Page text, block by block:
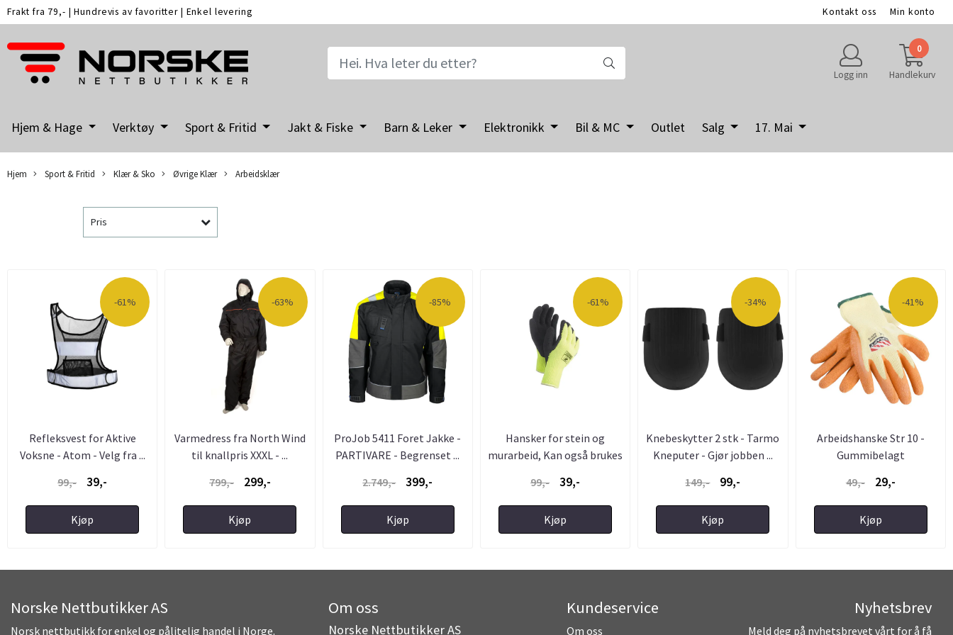
Frakt fra 79,- |Hundrevis av favoritter | Enkel levering Kontakt oss Min konto
Logg inn
0
Handlekurv
Hjem & Hage Verktøy Sport & Fritid Jakt & Fiske Barn & Leker Elektronikk Bil & MC Outlet Salg 17. Mai
Hjem Sport & Fritid Klær & Sko Øvrige Klær Arbeidsklær
Pris
-61%
Refleksvest for Aktive
Voksne - Atom - Velg fra ...
99,-
39,-
Kjøp
-63%
Varmedress fra North Wind
til knallpris XXXL - ...
799,-
299,-
Kjøp
-85%
ProJob 5411 Foret Jakke -
PARTIVARE - Begrenset ...
2.749,-
399,-
Kjøp
-61%
Hansker for stein og
murarbeid, Kan også brukes
99,- 39,-
Kjøp
-34%
Knebeskytter 2 stk - Tarmo
Kneputer - Gjør jobben ...
149,-
99,-
Kjøp
-41%
Arbeidshanske Str 10 -
Gummibelagt
49,-
29,-
Kjøp
Norske Nettbutikker AS
Norsk nettbutikk for enkel og pålitelig handel i Norge.
Om oss
Norske Nettbutikker AS
Kundeservice
Om oss
Nyhetsbrev
Meld deg på nyhetsbrevet vårt for å få